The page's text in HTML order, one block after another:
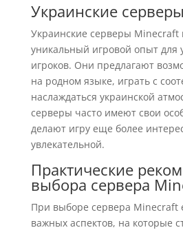
Украинские
Украинские серверы Minecraft
уникальный игровой опыт для
игроков. Они предлагают
на родном языке, играть с
наслаждаться украинской
серверы часто имеют свои
делают игру еще более
увлекательной.
Практические
выбора сервера
При выборе сервера Minecraft
важных аспектов, на которые